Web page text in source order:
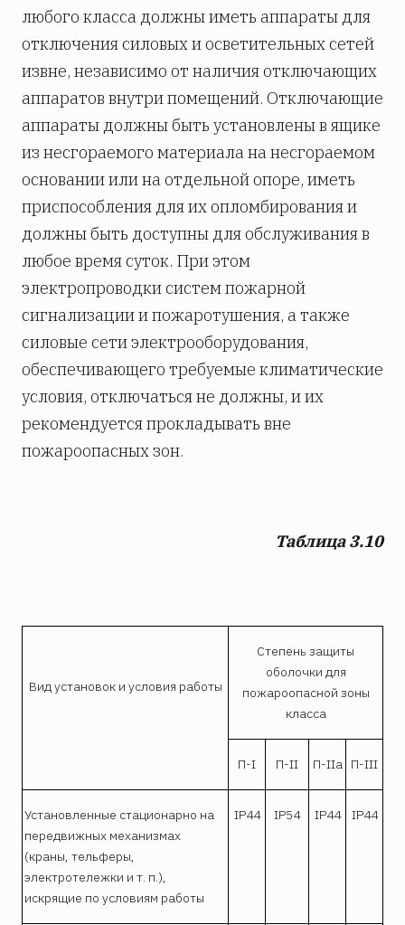
любого класса должны иметь аппараты для
отключения силовых и осветительных сетей
извне, независимо от наличия отключающих
аппаратов внутри помещений. Отключающие
аппараты должны быть установлены в ящике
из несгораемого материала на несгораемом
основании или на отдельной опоре, иметь
приспособления для их опломбирования и
должны быть доступны для обслуживания в
любое время суток. При этом
электропроводки систем пожарной
сигнализации и пожаротушения, а также
силовые сети электрооборудования,
обеспечивающего требуемые климатические
условия, отключаться не должны, и их
рекомендуется прокладывать вне
пожароопасных зон.
Таблица 3.10
Вид установок и условия работы
Степень защиты
оболочки для
пожароопасной зоны
класса
П-I П-II П-IIа П-III
Установленные стационарно на
передвижных механизмах
(краны, тельферы,
электротележки и т. п.),
искрящие по условиям работы
IP44 IP54 IP44 IP44